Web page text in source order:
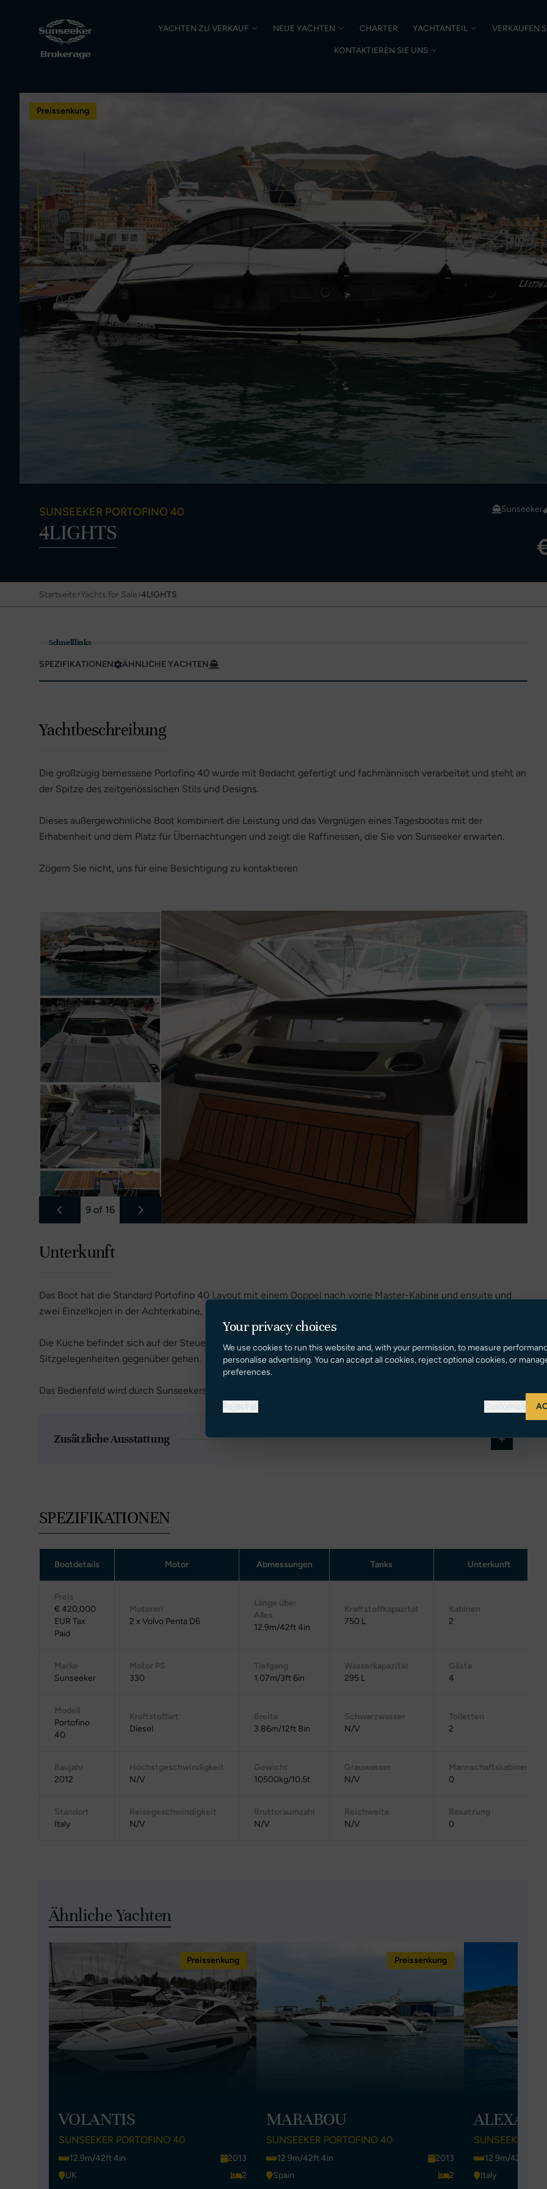
YACHTEN ZU VERKAUF NEUE YACHTEN CHARTER YACHTANTEIL VERKAUFEN
KONTAKTIEREN SIE UNS
Preissenkung
SUNSEEKER PORTOFINO 40
4LIGHTS
Sunseeker
Startseite›Yachts for Sale›4LIGHTS
Schnelllinks
SPEZIFIKATIONEN ÄHNLICHE YACHTEN
Yachtbeschreibung
Die großzügig bemessene Portofino 40 wurde mit Bedacht gefertigt und fachmännisch verarbeitet und steht an
der Spitze des zeitgenössischen Stils und Designs.
Dieses außergewöhnliche Boot kombiniert die Leistung und das Vergnügen eines Tagesbootes mit der
Erhabenheit und dem Platz für Übernachtungen und zeigt die Raffinessen, die Sie von Sunseeker erwarten.
Zögern Sie nicht, uns für eine Besichtigung zu kontaktieren
9 of 16
Unterkunft
Das Boot hat die Standard Portofino 40 Layout mit einem Doppel nach vorne Master-Kabine und ensuite und
zwei Einzelkojen in der Achterkabine, die zusammen schieben, um ein Doppel zu machen.
Die Küche befindet sich auf der Steuerbordseite, wenn Sie die Treppe hinunter in das Boot mit dem Salon
Sitzgelegenheiten gegenüber gehen.
Das Bedienfeld wird durch Sunseekers Touchscreen-Boot-Management-System ergänzt.
Zusätzliche Ausstattung
SPEZIFIKATIONEN
Bootdetails Motor Abmessungen Tanks Unterkunft
Preis
€ 420,000
EUR Tax
Paid
Motoren
2 x Volvo Penta D6
Länge über
Alles
12.9m/42ft 4in
Kraftstoffkapazität
750 L
Kabinen
2
Marke
Sunseeker
Motor PS
330
Tiefgang
1.07m/3ft 6in
Wasserkapazität
295 L
Gäste
4
Modell
Portofino
40
Kraftstoffart
Diesel
Breite
3.86m/12ft 8in
Schwarzwasser
N/V
Toiletten
2
Baujahr
2012
Höchstgeschwindigkeit
N/V
Gewicht
10500kg/10.5t
Grauwasser
N/V
Mannschaftskabinen
0
Standort
Italy
Reisegeschwindigkeit
N/V
Bruttoraumzahl
N/V
Reichweite
N/V
Besatzung
0
Ähnliche Yachten
Preissenkung
VOLANTIS
SUNSEEKER PORTOFINO 40
12.9m/42ft 4in
2013
UK
2
Preissenkung
MARABOU
SUNSEEKER PORTOFINO 40
12.9m/42ft 4in
2013
Spain
2
ALEXA
SUNSEEKER
12.9m/42ft 4in
Italy
Your privacy choices
We use cookies to run this website and, with your permission, to measure
personalise advertising. You can accept all cookies, reject optional cookies, or
preferences.
Reject all Customize